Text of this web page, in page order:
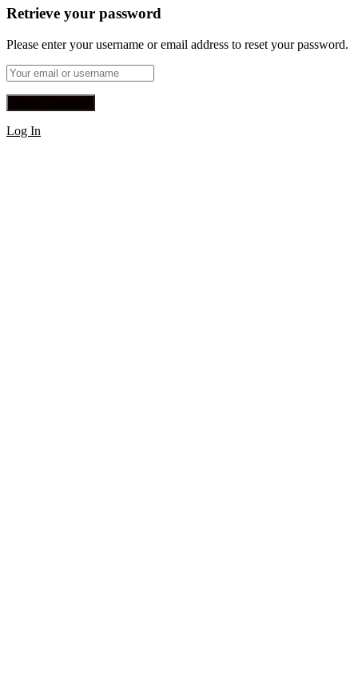
Retrieve your password
Please enter your username or email address to reset your password.
Log In